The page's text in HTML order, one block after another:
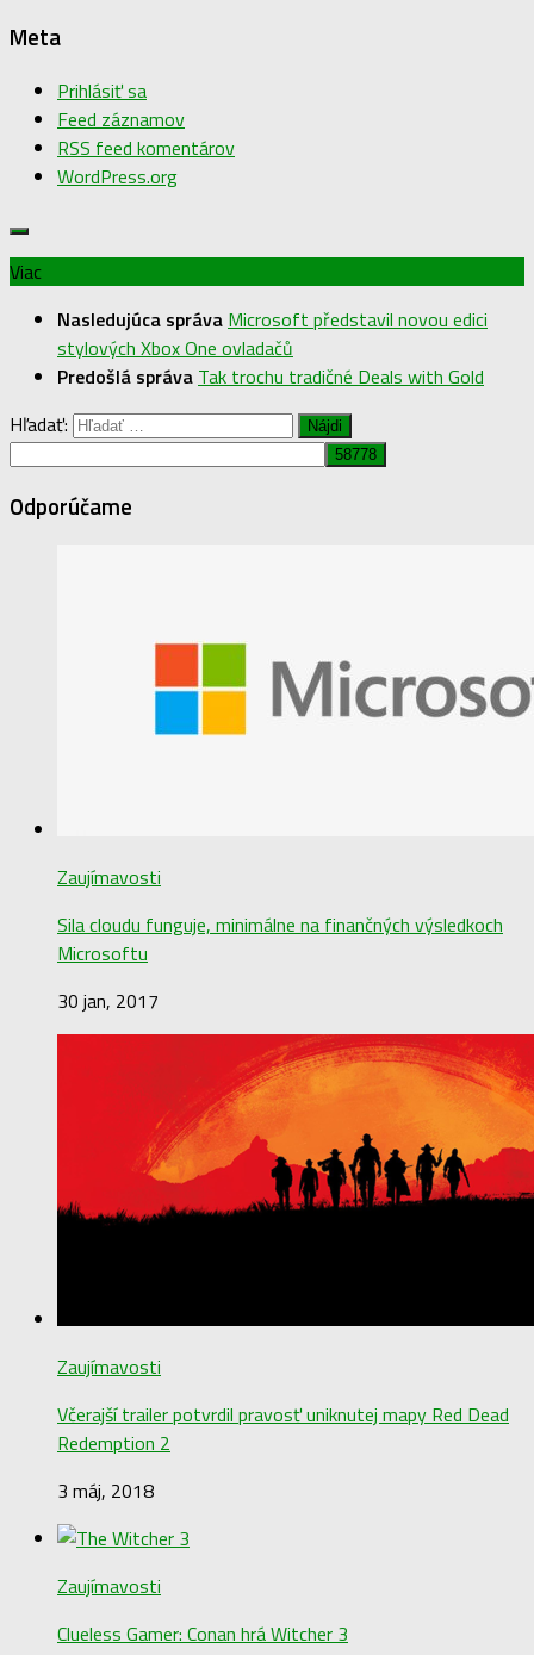
Meta
Prihlásiť sa
Feed záznamov
RSS feed komentárov
WordPress.org
Viac
Nasledujúca správa Microsoft představil novou edici
stylových Xbox One ovladačů
Predošlá správa Tak trochu tradičné Deals with Gold
Hľadať:
Odporúčame
Zaujímavosti
Sila cloudu funguje, minimálne na finančných výsledkoch
Microsoftu
30 jan, 2017
Zaujímavosti
Včerajší trailer potvrdil pravosť uniknutej mapy Red Dead
Redemption 2
3 máj, 2018
Zaujímavosti
Clueless Gamer: Conan hrá Witcher 3